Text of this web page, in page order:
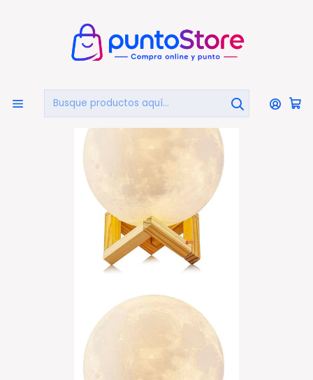
HOGAR Y DECORACIÓN Luces Decorativas
Lámpara Luna Relieve Con 7 Colores Recargable - Ps